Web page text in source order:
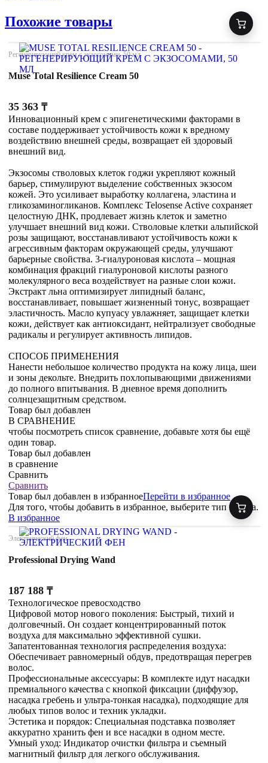
Похожие товары
Регенерирующий крем с экзосомами, 50 мл
Muse Total Resilience Cream 50
35 363 ₸
Инновационный крем с эпигенетическими факторами в
составе поддерживает устойчивость кожи к вредному
воздействию внешней среды, возвращает ей здоровый
внешний вид.
Экзосомы стволовых клеток годжи укрепляют кожный
барьер, стимулируют выделение собственных экзосом
кожей. Это усиливает выработку коллагена, эластина и
гликозаминогликанов. Комплекс Telosense Active сохраняет
целостную ДНК, продлевает жизнь клеток и заметно
улучшает внешний вид кожи. Стволовые клетки альпийской
розы защищают, восстанавливают устойчивость кожи к
агрессивным факторам окружающей среды, улучшают
барьерные свойства. 3-гиалуроновая кислота – мощная
комбинация фракций гиалуроновой кислоты разного
молекулярного веса воздействует на разные слои кожи.
Экстракт льна оптимизирует липидный баланс,
восстанавливает, повышает жизненный тонус, возвращает
эластичность. Масло купуасу увлажняет, защищает клетки
кожи, действует как антиоксидант, нейтрализует свободные
радикалы и регулирует активность липидов.
СПОСОБ ПРИМЕНЕНИЯ
Нанести небольшое количество продукта на кожу лица, шеи
и зоны декольте. Внедрить похлопывающими движениями
до полного впитывания. В дневное время дополнить
солнцезащитным средством.
Товар был добавлен
В СРАВНЕНИЕ
чтобы посмотреть список сравнение, добавьте хотя бы ещё
один товар.
Товар был добавлен
в сравнение
Сравнить
Сравнить
Товар был добавлен в избранноеПерейти в избранное
Для того, чтобы добавить в избранное, выберите тип товара.
В избранное
Электрический фен
Professional Drying Wand
187 188 ₸
Технологическое превосходство
Цифровой мотор нового поколения: Быстрый, тихий и
долговечный. Он создает концентрированный поток
воздуха для максимально эффективной сушки.
Запатентованная технология распределения воздуха:
Обеспечивает равномерный обдув, предотвращая перегрев
волос.
Профессиональные аксессуары: В комплекте идут насадки
премиального качества с кнопкой фиксации (диффузор,
насадка гребень и ультра-тонкая насадка), подходящие для
любых типов волос и техник укладки.
Эстетика и порядок: Специальная подставка позволяет
аккуратно хранить фен и все насадки в одном месте.
Умный уход: Индикатор очистки фильтра и съемный
магнитный фильтр для легкого обслуживания.